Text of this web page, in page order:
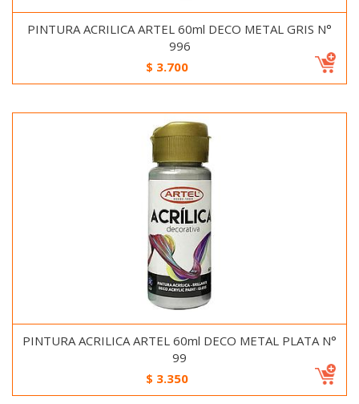
PINTURA ACRILICA ARTEL 60ml DECO METAL GRIS N°
996
$ 3.700
PINTURA ACRILICA ARTEL 60ml DECO METAL PLATA N°
99
$ 3.350